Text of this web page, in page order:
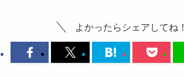
よかったらシェアしてね！